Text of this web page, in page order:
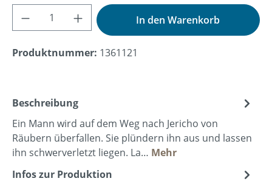
Produkt Anzahl: Gib den gewünschten
In den Warenkorb
Produktnummer: 1361121
Beschreibung
Ein Mann wird auf dem Weg nach Jericho von
Räubern überfallen. Sie plündern ihn aus und lassen
ihn schwerverletzt liegen. La… Mehr
Infos zur Produktion